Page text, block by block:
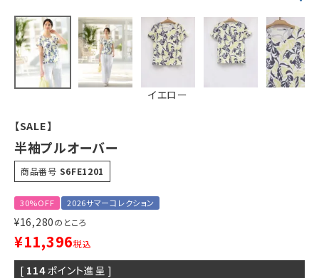
イエロー
【SALE】
半袖プルオーバー
商品番号 S6FE1201
30%OFF 2026サマーコレクション
¥16,280のところ
¥11,396税込
[ 114ポイント進呈 ]